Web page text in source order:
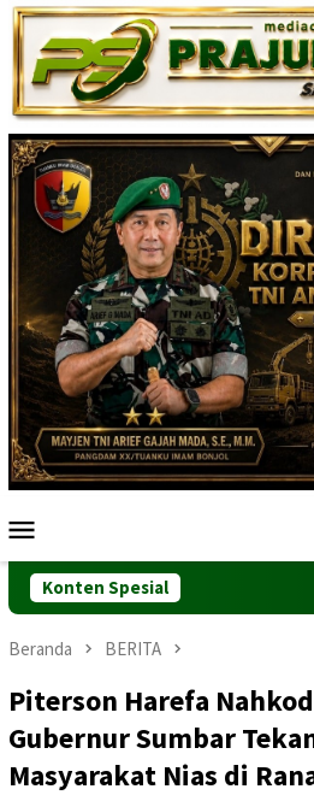
Loncat
ke
konten
Mobile
Konten Spesial
Beranda BERITA
Piterson Harefa
Gubernur Sumbar
Masyarakat Nias di